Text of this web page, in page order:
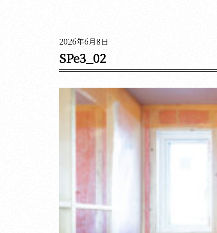
2026年6月8日
SPe3_02